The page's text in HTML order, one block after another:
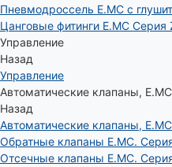
Пневмодроссель E.MC с
Цанговые фитинги E.MC Серия
Управление
Назад
Управление
Автоматические клапаны, Е.МС
Назад
Автоматические клапаны, Е.МС
Обратные клапаны E.MC.
Отсечные клапаны E.MC.